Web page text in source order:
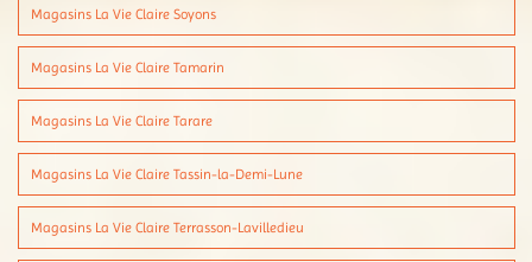
Magasins La Vie Claire Soyons
Magasins La Vie Claire Tamarin
Magasins La Vie Claire Tarare
Magasins La Vie Claire Tassin-la-Demi-Lune
Magasins La Vie Claire Terrasson-Lavilledieu